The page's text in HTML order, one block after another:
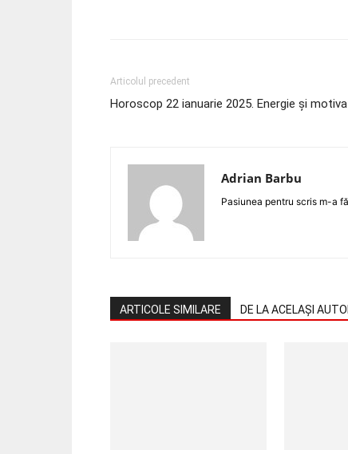
Articolul precedent
Horoscop 22 ianuarie 2025. Energie și
Adrian Barbu
Pasiunea pentru scris m-a
ARTICOLE SIMILARE DE LA ACELAȘI